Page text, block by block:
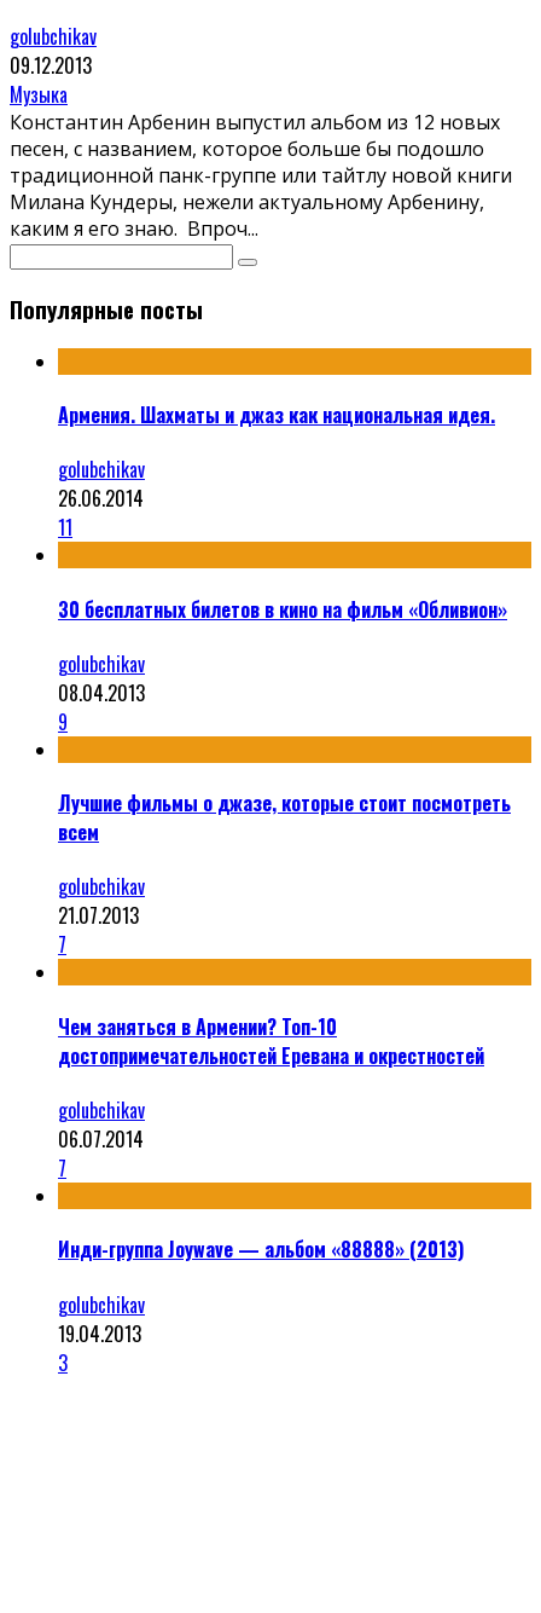
golubchikav
09.12.2013
Музыка
Константин Арбенин выпустил альбом из 12 новых
песен, с названием, которое больше бы подошло
традиционной панк-группе или тайтлу новой книги
Милана Кундеры, нежели актуальному Арбенину,
каким я его знаю. Впроч...
Популярные посты
Армения. Шахматы и джаз как национальная идея.
golubchikav
26.06.2014
11
30 бесплатных билетов в кино на фильм «Обливион»
golubchikav
08.04.2013
9
Лучшие фильмы о джазе, которые стоит посмотреть
всем
golubchikav
21.07.2013
7
Чем заняться в Армении? Топ-10
достопримечательностей Еревана и окрестностей
golubchikav
06.07.2014
7
Инди-группа Joywave — альбом «88888» (2013)
golubchikav
19.04.2013
3